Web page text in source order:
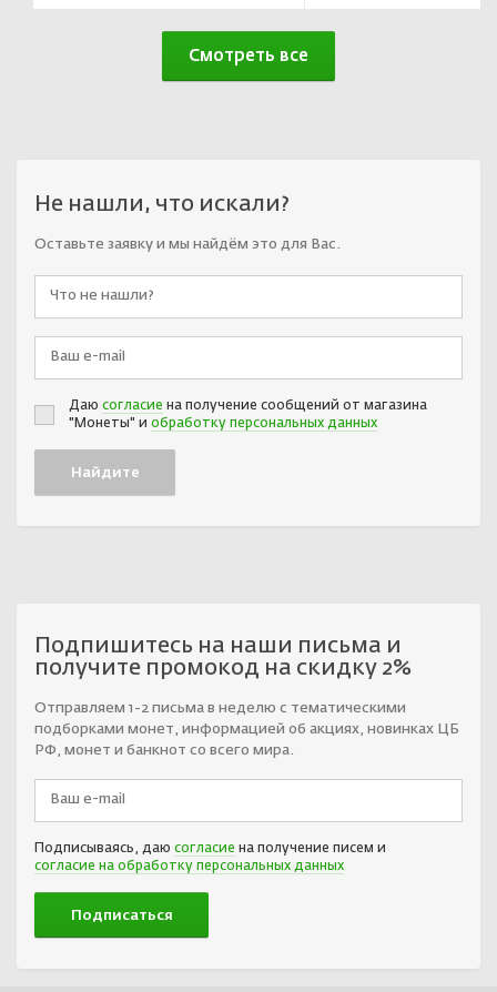
Смотреть все
Не нашли, что искали?
Оставьте заявку и мы найдём это для Вас.
Даю согласие на получение сообщений от магазина
"Монеты" и обработку персональных данных
Подпишитесь на наши письма и
получите промокод на скидку 2%
Отправляем 1-2 письма в неделю с тематическими
подборками монет, информацией об акциях, новинках ЦБ
РФ, монет и банкнот со всего мира.
Подписываясь, даю согласие на получение писем и
согласие на обработку персональных данных